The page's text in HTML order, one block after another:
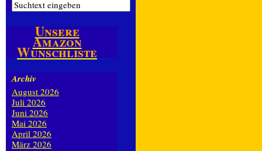
Unsere
Amazon
Wunschliste
Archiv
August 2026
Juli 2026
Juni 2026
Mai 2026
April 2026
März 2026